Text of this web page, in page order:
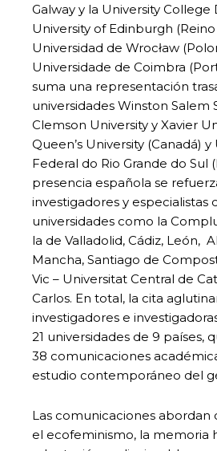
Galway y la University College
University of Edinburgh
Universidad de Wrocław
Universidade de Coimbra
suma una representación
universidades Winston Salem
Clemson University y Xavier
Queen’s University (Canadá)
Federal do Rio Grande do Sul
presencia española se
investigadores y especialistas
universidades como la
la de Valladolid, Cádiz, León,
Mancha, Santiago de
Vic – Universitat Central de
Carlos. En total, la cita
investigadores e
21 universidades de 9 países,
38 comunicaciones
estudio contemporáneo del
Las comunicaciones abordan
el ecofeminismo, la memoria